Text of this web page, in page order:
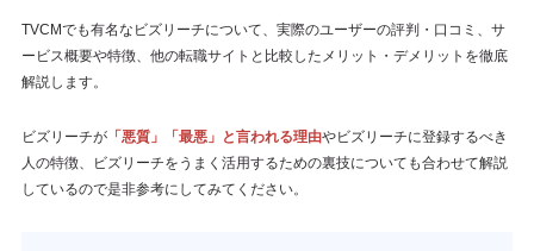
TVCMでも有名なビズリーチについて、実際のユーザーの評判・口コミ、サ
ービス概要や特徴、他の転職サイトと比較したメリット・デメリットを徹底
解説します。
ビズリーチが「悪質」「最悪」と言われる理由やビズリーチに登録するべき
人の特徴、ビズリーチをうまく活用するための裏技についても合わせて解説
しているので是非参考にしてみてください。